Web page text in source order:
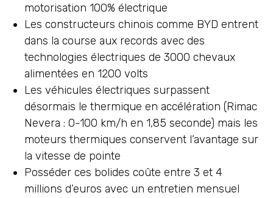
motorisation 100% électrique
Les constructeurs chinois comme BYD entrent
dans la course aux records avec des
technologies électriques de 3000 chevaux
alimentées en 1200 volts
Les véhicules électriques surpassent
désormais le thermique en accélération (Rimac
Nevera : 0-100 km/h en 1,85 seconde) mais les
moteurs thermiques conservent l’avantage sur
la vitesse de pointe
Posséder ces bolides coûte entre 3 et 4
millions d’euros avec un entretien mensuel